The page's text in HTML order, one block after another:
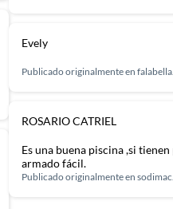
Evely
Publicado originalmente en
ROSARIO CATRIEL
Es una buena piscina ,si
armado fácil.
Publicado originalmente en